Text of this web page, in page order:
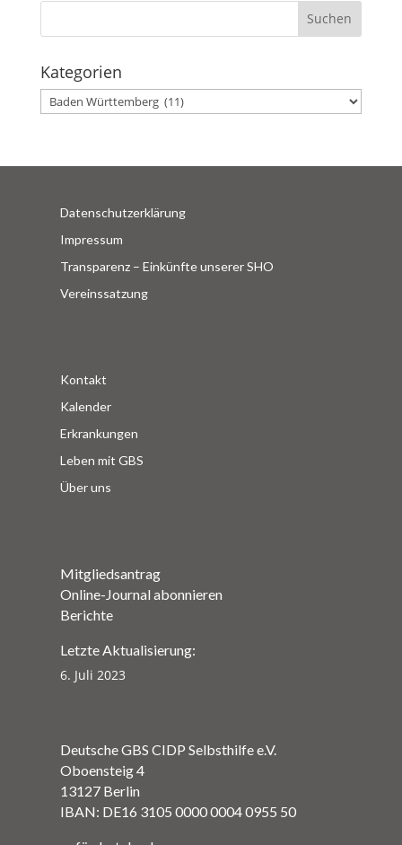
Kategorien
Kategorien
Datenschutzerklärung
Impressum
Transparenz – Einkünfte unserer SHO
Vereinssatzung
Kontakt
Kalender
Erkrankungen
Leben mit GBS
Über uns
Mitgliedsantrag
Online-Journal abonnieren
Berichte
Letzte Aktualisierung:
6. Juli 2023
Deutsche GBS CIDP Selbsthilfe e.V.
Oboensteig 4
13127 Berlin
IBAN: DE16 3105 0000 0004 0955 50